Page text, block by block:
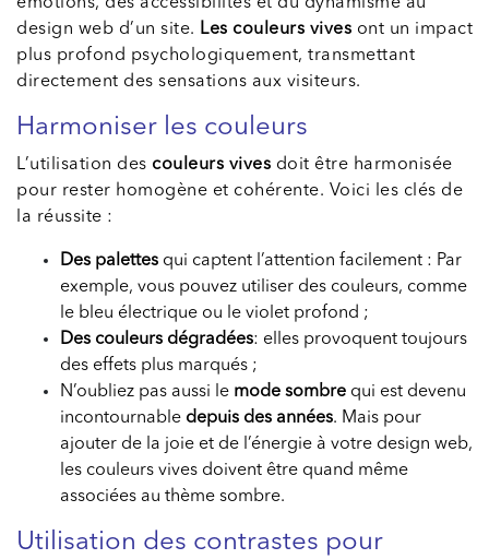
émotions, des accessibilités et du dynamisme au
design web d’un site. Les couleurs vives ont un impact
plus profond psychologiquement, transmettant
directement des sensations aux visiteurs.
Harmoniser les couleurs
L’utilisation des couleurs vives doit être harmonisée
pour rester homogène et cohérente. Voici les clés de
la réussite :
Des palettes qui captent l’attention facilement : Par
exemple, vous pouvez utiliser des couleurs, comme
le bleu électrique ou le violet profond ;
Des couleurs dégradées: elles provoquent toujours
des effets plus marqués ;
N’oubliez pas aussi le mode sombre qui est devenu
incontournable depuis des années. Mais pour
ajouter de la joie et de l’énergie à votre design web,
les couleurs vives doivent être quand même
associées au thème sombre.
Utilisation des contrastes pour